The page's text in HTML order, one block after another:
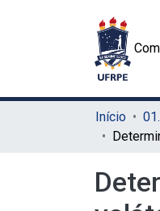
Início